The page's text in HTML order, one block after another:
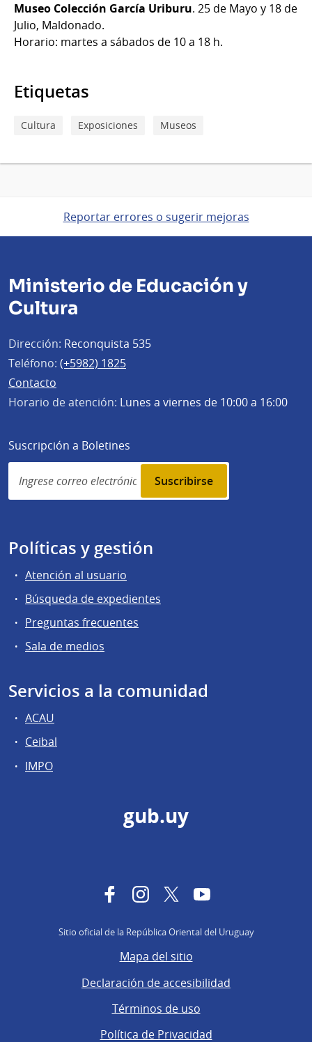
Museo Colección García Uriburu. 25 de Mayo y 18 de
Julio, Maldonado.
Horario: martes a sábados de 10 a 18 h.
Etiquetas
Cultura Exposiciones Museos
Reportar errores o sugerir mejoras
Ministerio de Educación y
Cultura
Dirección: Reconquista 535
Teléfono: (+5982) 1825
Contacto
Horario de atención: Lunes a viernes de 10:00 a 16:00
Suscripción a Boletines
Simplenews
subscription
Políticas y gestión
Atención al usuario
Búsqueda de expedientes
Preguntas frecuentes
Sala de medios
Servicios a la comunidad
ACAU
Ceibal
IMPO
gub.uy
FacebookInstagram
TwitterYouTube
Sitio oficial de la República Oriental del Uruguay
Mapa del sitio
Declaración de accesibilidad
Términos de uso
Política de Privacidad